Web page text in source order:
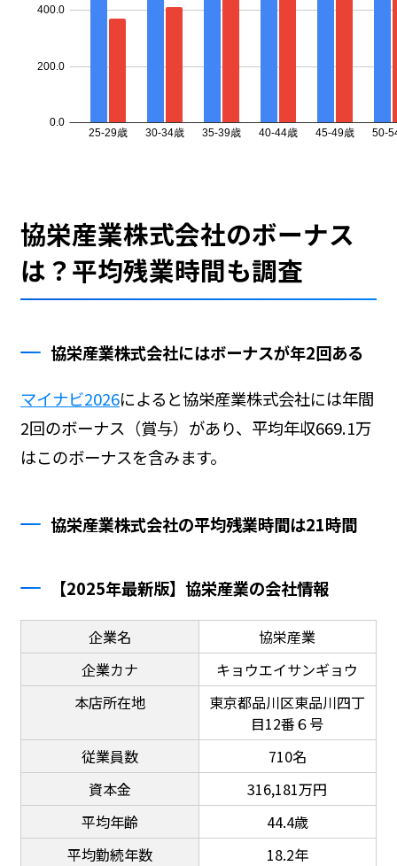
協栄産業株式会社のボーナス
は？平均残業時間も調査
協栄産業株式会社にはボーナスが年2回ある
マイナビ2026によると協栄産業株式会社には年間
2回のボーナス（賞与）があり、平均年収669.1万
はこのボーナスを含みます。
協栄産業株式会社の平均残業時間は21時間
【2025年最新版】協栄産業の会社情報
企業名
協栄産業
企業カナ
キョウエイサンギョウ
本店所在地
東京都品川区東品川四丁
目12番６号
従業員数
710名
資本金
316,181万円
平均年齢
44.4歳
平均勤続年数
18.2年